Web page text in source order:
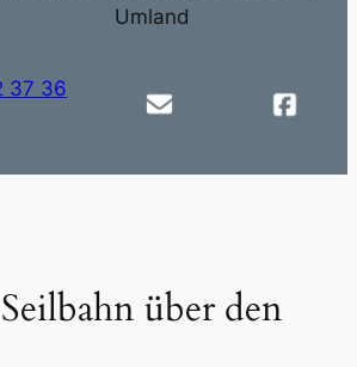
Umland
37 36
über den